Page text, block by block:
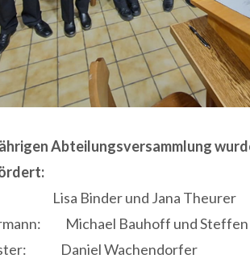
Abteilungsversammlung
Lisa Binder und Jana Theurer
Michael Bauhoff und Steffen
Daniel Wachendorfer